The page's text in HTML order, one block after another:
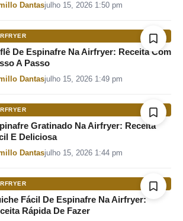
Dantasjulho 15, 2026 1:50 pm
De Espinafre Na Airfryer: Receita Com
A Passo
Dantasjulho 15, 2026 1:49 pm
Gratinado Na Airfryer: Receita
E Deliciosa
Dantasjulho 15, 2026 1:44 pm
Fácil De Espinafre Na Airfryer:
Rápida De Fazer